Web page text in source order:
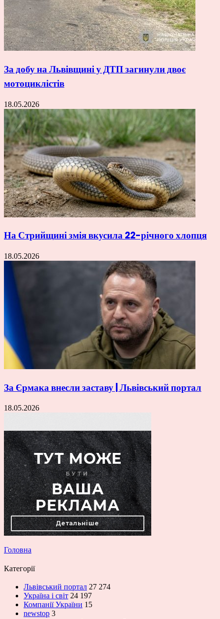
За добу на Львівщині у ДТП загинули двоє
мотоциклістів
18.05.2026
На Стрийщині змія вкусила 22-річного хлопця
18.05.2026
За Єрмака внесли заставу | Львівський портал
18.05.2026
Головна
Категорії
Львівський портал 27 274
Україна і світ 24 197
Компанії України 15
newstop 3